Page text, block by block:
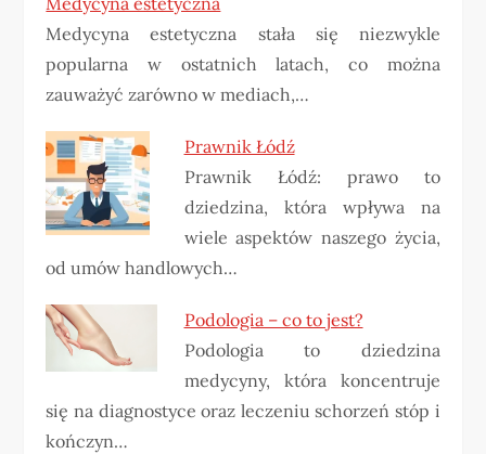
Medycyna estetyczna stała się niezwykle
popularna w ostatnich latach, co można
zauważyć zarówno w mediach,…
Prawnik Łódź
Prawnik Łódź: prawo to
dziedzina, która wpływa na
wiele aspektów naszego życia,
od umów handlowych…
Podologia – co to jest?
Podologia to dziedzina
medycyny, która koncentruje
się na diagnostyce oraz leczeniu schorzeń stóp i
kończyn…